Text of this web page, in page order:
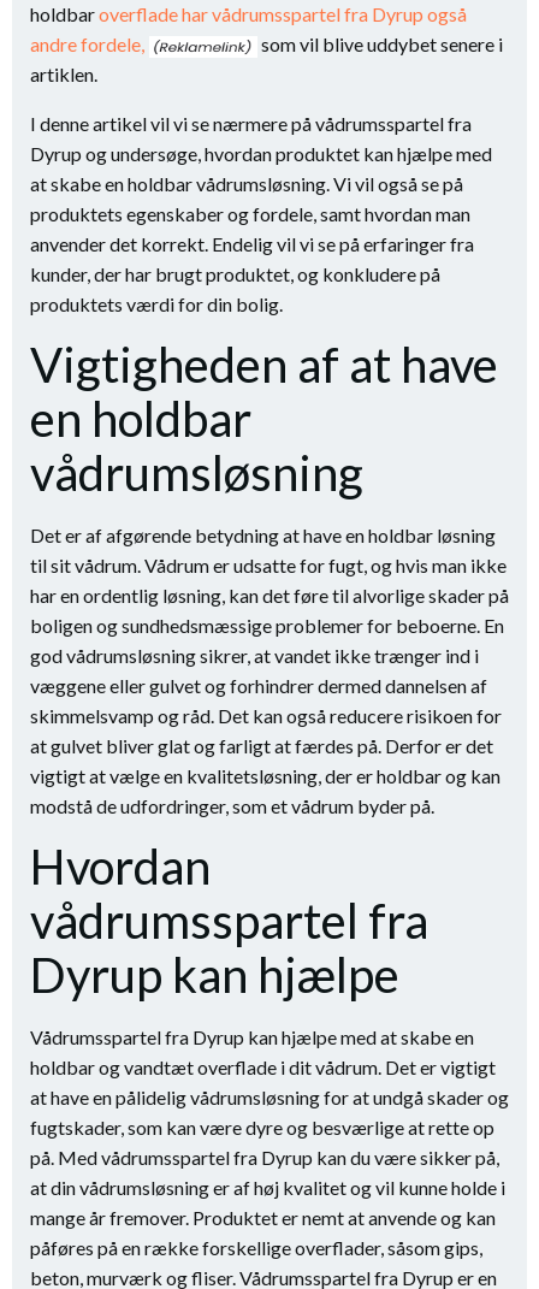
holdbaroverflade har vådrumsspartel fra Dyrup også
andre fordele,
som vil blive uddybet senere i
artiklen.
I denne artikel vil vi se nærmere på vådrumsspartel fra
Dyrup og undersøge, hvordan produktet kan hjælpe med
at skabe en holdbar vådrumsløsning. Vi vil også se på
produktets egenskaber og fordele, samt hvordan man
anvender det korrekt. Endelig vil vi se på erfaringer fra
kunder, der har brugt produktet, og konkludere på
produktets værdi for din bolig.
Vigtigheden af at have
en holdbar
vådrumsløsning
Det er af afgørende betydning at have en holdbar løsning
til sit vådrum. Vådrum er udsatte for fugt, og hvis man ikke
har en ordentlig løsning, kan det føre til alvorlige skader på
boligen og sundhedsmæssige problemer for beboerne. En
god vådrumsløsning sikrer, at vandet ikke trænger ind i
væggene eller gulvet og forhindrer dermed dannelsen af
skimmelsvamp og råd. Det kan også reducere risikoen for
at gulvet bliver glat og farligt at færdes på. Derfor er det
vigtigt at vælge en kvalitetsløsning, der er holdbar og kan
modstå de udfordringer, som et vådrum byder på.
Hvordan
vådrumsspartel fra
Dyrup kan hjælpe
Vådrumsspartel fra Dyrup kan hjælpe med at skabe en
holdbar og vandtæt overflade i dit vådrum. Det er vigtigt
at have en pålidelig vådrumsløsning for at undgå skader og
fugtskader, som kan være dyre og besværlige at rette op
på. Med vådrumsspartel fra Dyrup kan du være sikker på,
at din vådrumsløsning er af høj kvalitet og vil kunne holde i
mange år fremover. Produktet er nemt at anvende og kan
påføres på en række forskellige overflader, såsom gips,
beton, murværk og fliser. Vådrumsspartel fra Dyrup er en